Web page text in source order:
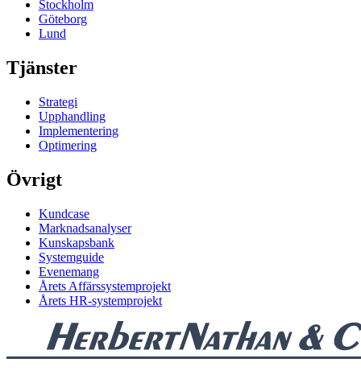
Stockholm
Göteborg
Lund
Tjänster
Strategi
Upphandling
Implementering
Optimering
Övrigt
Kundcase
Marknadsanalyser
Kunskapsbank
Systemguide
Evenemang
Årets Affärssystemprojekt
Årets HR-systemprojekt